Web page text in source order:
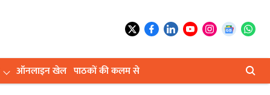
ऑनलाइन खेल पाठकों की कलम से